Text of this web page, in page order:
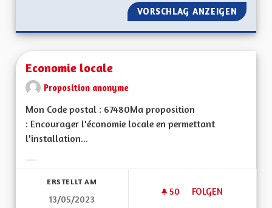
VORSCHLAG ANZEIGEN DROIT
Economie locale
Proposition anonyme
Mon Code postal : 67480Ma proposition
: Encourager l'économie locale en permettant
l'installation...
ERSTELLT AM
13/05/2023
50 50 FOLLOWER
FOLGEN
ECONOMIE LOCALE